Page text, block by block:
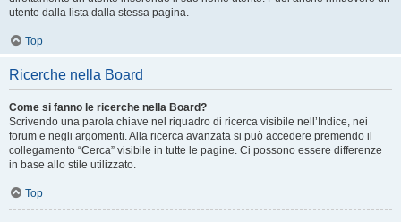
utente dalla lista dalla stessa pagina.
Top
Ricerche nella Board
Come si fanno le ricerche nella Board?
Scrivendo una parola chiave nel riquadro di ricerca visibile nell’Indice, nei
forum e negli argomenti. Alla ricerca avanzata si può accedere premendo il
collegamento “Cerca” visibile in tutte le pagine. Ci possono essere differenze
in base allo stile utilizzato.
Top